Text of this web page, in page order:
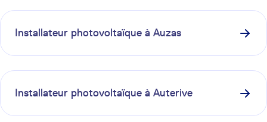
Installateur photovoltaïque à Auzas
Installateur photovoltaïque à Auterive